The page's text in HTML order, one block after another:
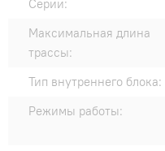
Серии:
Максимальная длина
трассы:
Тип внутреннего блока:
Режимы работы: